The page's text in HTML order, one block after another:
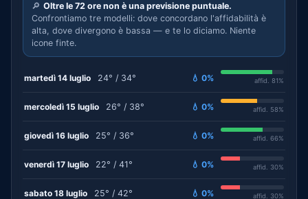
🔎 Oltre le 72 ore non è una previsione puntuale.
Confrontiamo tre modelli: dove concordano l'affidabilità è
alta, dove divergono è bassa — e te lo diciamo. Niente
icone finte.
martedì 14 luglio 24° / 34° 💧 0% affid. 81%
mercoledì 15 luglio 26° / 38° 💧 0% affid. 58%
giovedì 16 luglio 25° / 36° 💧 0% affid. 66%
venerdì 17 luglio 22° / 41° 💧 0% affid. 30%
sabato 18 luglio 25° / 42° 💧 0% affid. 30%